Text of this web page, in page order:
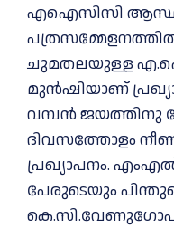
എഐസിസി
ചുമതലയുള്ള
മുൻഷിയാണ്
വമ്പന്‍ ജയത്തിനു
ദിവസത്തോളം
പ്രഖ്യാപനം.
പേരുടെയും